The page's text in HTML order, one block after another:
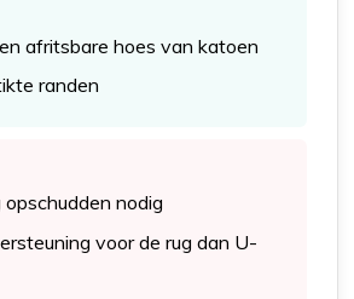
afritsbare hoes van katoen
randen
opschudden nodig
voor de rug dan U-